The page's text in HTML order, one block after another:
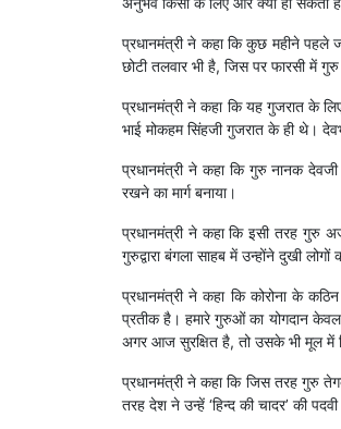
प्रधानमंत्री ने कहा कि कुछ महीने पहले
छोटी तलवार भी है, जिस पर फारसी में गुरु
प्रधानमंत्री ने कहा कि यह गुजरात के
भाई मोकहम सिंहजी गुजरात के ही थे।
प्रधानमंत्री ने कहा कि गुरु नानक
रखने का मार्ग बनाया।
प्रधानमंत्री ने कहा कि इसी तरह गुरु
गुरुद्वारा बंगला साहब में उन्होंने दुखी
प्रधानमंत्री ने कहा कि कोरोना के
प्रतीक है। हमारे गुरुओं का योगदान केवल
अगर आज सुरक्षित है, तो उसके भी मूल में
प्रधानमंत्री ने कहा कि जिस तरह गुरु
तरह देश ने उन्हें ‘हिन्द की चादर’ की